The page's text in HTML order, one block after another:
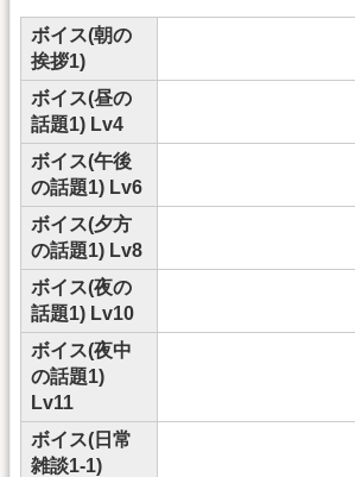
ボイス(朝の
挨拶1)
ボイス(昼の
話題1) Lv4
ボイス(午後
の話題1) Lv6
ボイス(夕方
の話題1) Lv8
ボイス(夜の
話題1) Lv10
ボイス(夜中
の話題1)
Lv11
ボイス(日常
雑談1-1)